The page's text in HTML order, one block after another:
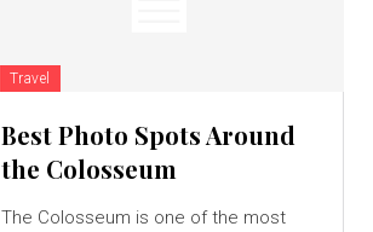
Travel
Best Photo Spots Around
the Colosseum
The Colosseum is one of the most